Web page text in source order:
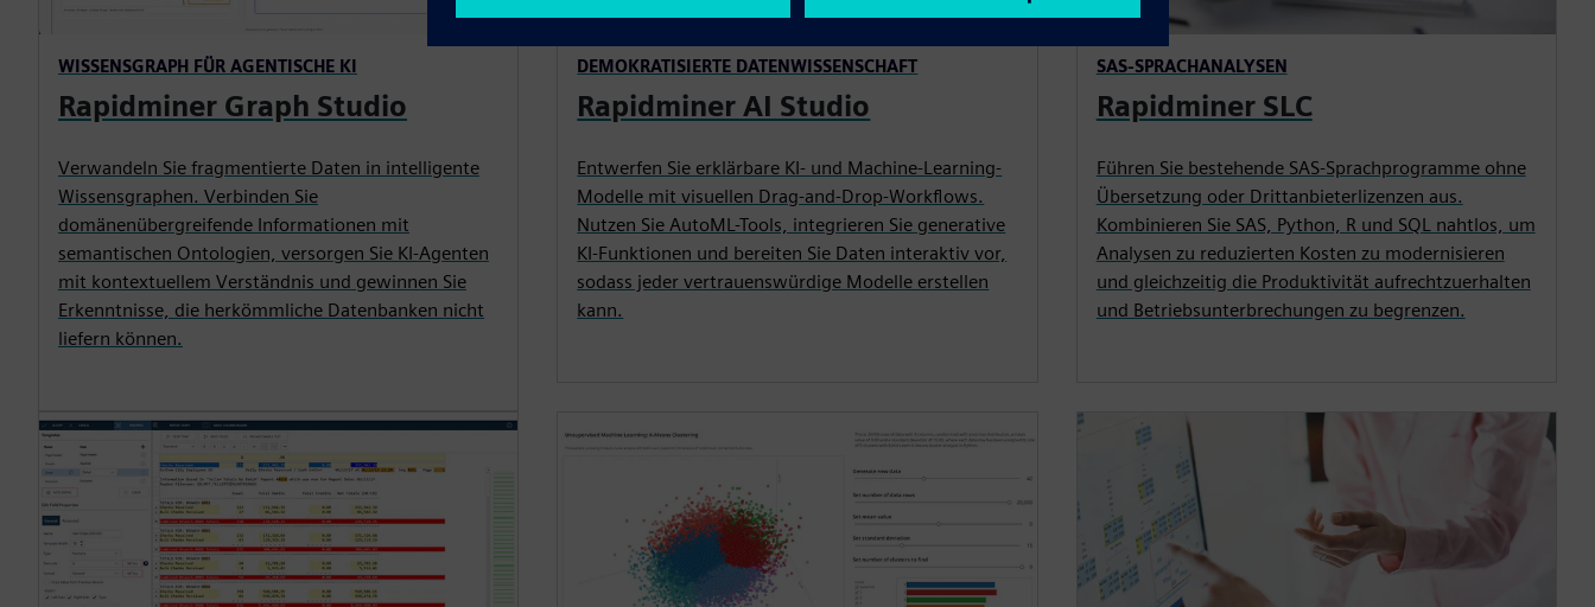
WISSENSGRAPH FÜR AGENTISCHE KI
Rapidminer Graph Studio
Verwandeln Sie fragmentierte Daten in intelligente
Wissensgraphen. Verbinden Sie
domänenübergreifende Informationen mit
semantischen Ontologien, versorgen Sie KI-Agenten
mit kontextuellem Verständnis und gewinnen Sie
Erkenntnisse, die herkömmliche Datenbanken nicht
liefern können.
DEMOKRATISIERTE DATENWISSENSCHAFT
Rapidminer AI Studio
Entwerfen Sie erklärbare KI- und Machine-Learning-
Modelle mit visuellen Drag-and-Drop-Workflows.
Nutzen Sie AutoML-Tools, integrieren Sie generative
KI-Funktionen und bereiten Sie Daten interaktiv vor,
sodass jeder vertrauenswürdige Modelle erstellen
kann.
SAS-SPRACHANALYSEN
Rapidminer SLC
Führen Sie bestehende SAS-Sprachprogramme ohne
Übersetzung oder Drittanbieterlizenzen aus.
Kombinieren Sie SAS, Python, R und SQL nahtlos, um
Analysen zu reduzierten Kosten zu modernisieren
und gleichzeitig die Produktivität aufrechtzuerhalten
und Betriebsunterbrechungen zu begrenzen.